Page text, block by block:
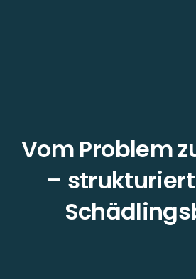
Vom Problem
–